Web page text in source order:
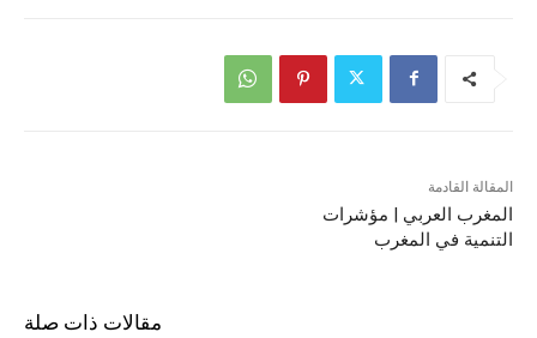
المقالة القادمة
المغرب العربي | مؤشرات
التنمية في المغرب
مقالات ذات صلة